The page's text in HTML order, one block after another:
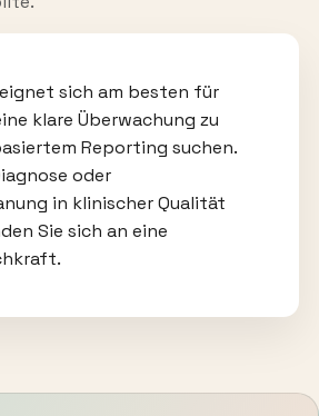
sich am besten für
klare Überwachung zu
Reporting suchen.
oder
in klinischer Qualität
Sie sich an eine